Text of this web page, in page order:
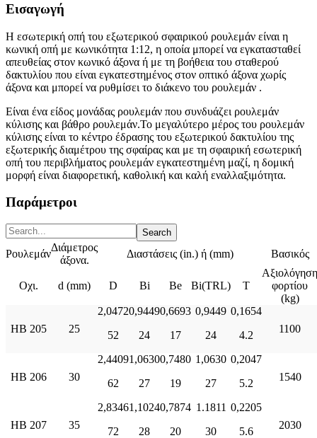
Εισαγωγή
Η εσωτερική οπή του εξωτερικού σφαιρικού ρουλεμάν είναι η
κωνική οπή με κωνικότητα 1:12, η ​​οποία μπορεί να εγκατασταθεί
απευθείας στον κωνικό άξονα ή με τη βοήθεια του σταθερού
δακτυλίου που είναι εγκατεστημένος στον οπτικό άξονα χωρίς
άξονα και μπορεί να ρυθμίσει το διάκενο του ρουλεμάν .
Είναι ένα είδος μονάδας ρουλεμάν που συνδυάζει ρουλεμάν
κύλισης και βάθρο ρουλεμάν.Το μεγαλύτερο μέρος του ρουλεμάν
κύλισης είναι το κέντρο έδρασης του εξωτερικού δακτυλίου της
εξωτερικής διαμέτρου της σφαίρας και με τη σφαιρική εσωτερική
οπή του περιβλήματος ρουλεμάν εγκατεστημένη μαζί, η δομική
μορφή είναι διαφορετική, καθολική και καλή εναλλαξιμότητα.
Παράμετροι
Ρουλεμάν
Διάμετρος
άξονα.
Διαστάσεις (in.) ή (mm) Βασικός
Οχι. d (mm) D Bi Be Bi(TRL) T
Αξιολόγηση
φορτίου
(kg)
ΗΒ 205 25
2,0472
52
0,9449
24
0,6693
17
0,9449
24
0,1654
4.2
1100
ΗΒ 206 30
2,4409
62
1,0630
27
0,7480
19
1,0630
27
0,2047
5.2
1540
ΗΒ 207 35
2,8346
72
1,1024
28
0,7874
20
1.1811
30
0,2205
5.6
2030